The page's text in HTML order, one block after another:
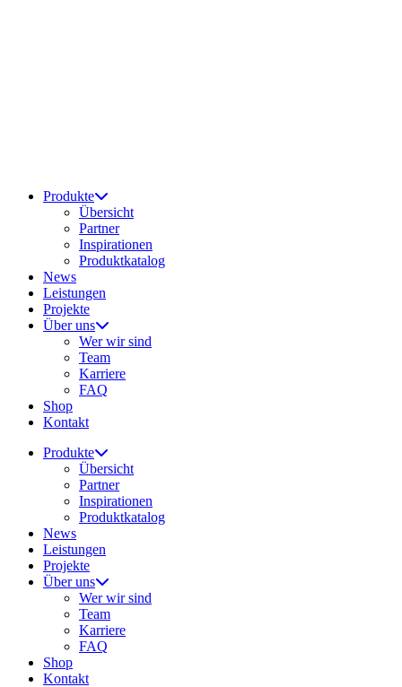
Produkte
Übersicht
Partner
Inspirationen
Produktkatalog
News
Leistungen
Projekte
Über uns
Wer wir sind
Team
Karriere
FAQ
Shop
Kontakt
Produkte
Übersicht
Partner
Inspirationen
Produktkatalog
News
Leistungen
Projekte
Über uns
Wer wir sind
Team
Karriere
FAQ
Shop
Kontakt